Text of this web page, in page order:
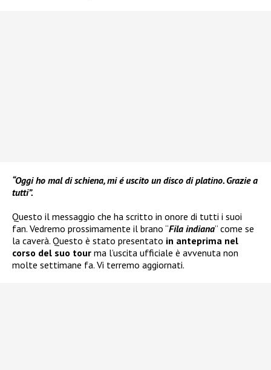
“Oggi ho mal di schiena, mi é uscito un disco di platino. Grazie a
tutti”.
Questo il messaggio che ha scritto in onore di tutti i suoi
fan. Vedremo prossimamente il brano “Fila indiana” come se
la caverà. Questo è stato presentato in anteprima nel
corso del suo tour ma l’uscita ufficiale è avvenuta non
molte settimane fa. Vi terremo aggiornati.